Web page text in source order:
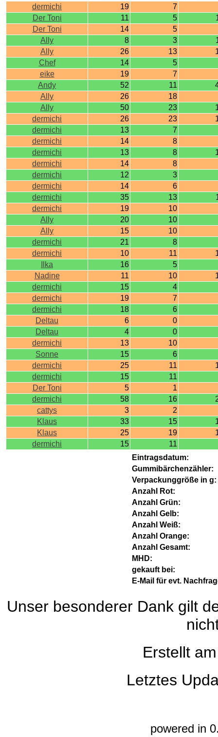
dermichi
19
7
Der Toni
11 5
Der Toni
14
5
Ally
8 3
Ally
26 13
Chef
14
5
eike
19
7
Andy
52 11
Ally
26
18
Ally
50 23
dermichi
26 23
dermichi
13
7
dermichi
14
8
dermichi
13 8
dermichi
14
8
dermichi
12
3
dermichi
14
6
dermichi
35 13
dermichi
19
10
Ally
20
10
Ally
15
10
dermichi
21
8
dermichi
10 11
Ilka
16
5
Nadine
11 10
dermichi
15
4
dermichi
19
7
dermichi
18
6
Deltau
6
0
Deltau
4
0
dermichi
13
10
Sonne
15
6
dermichi
25 11
dermichi
15
11
Der Toni
5
1
dermichi
58 16
cattys
3
2
Klaus
33 15
Klaus
25 19
dermichi
15
11
Eintragsdatum:
Gummibärchenzähler:
Verpackunggröße in g:
Anzahl Rot:
Anzahl Grün:
Anzahl Gelb:
Anzahl Weiß:
Anzahl Orange:
Anzahl Gesamt:
MHD:
gekauft bei:
E-Mail für evt.
Unser besonderer Dank gilt
Erstellt
Letztes
powered in